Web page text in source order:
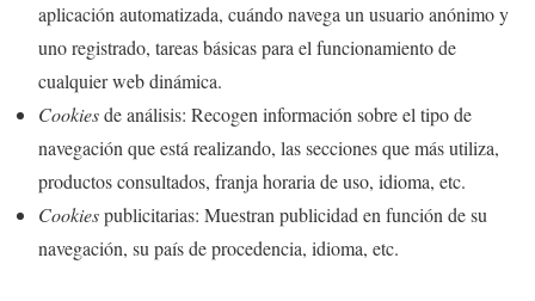
aplicación automatizada, cuándo navega un usuario anónimo y
uno registrado, tareas básicas para el funcionamiento de
cualquier web dinámica.
Cookiesde análisis: Recogen información sobre el tipo de
navegación que está realizando, las secciones que más utiliza,
productos consultados, franja horaria de uso, idioma, etc.
Cookiespublicitarias: Muestran publicidad en función de su
navegación, su país de procedencia, idioma, etc.